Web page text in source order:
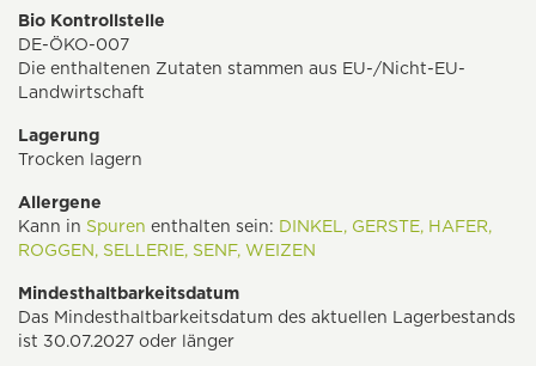
Bio Kontrollstelle
DE-ÖKO-007
Die enthaltenen Zutaten stammen aus EU-/Nicht-EU-
Landwirtschaft
Lagerung
Trocken lagern
Allergene
Kann in Spuren enthalten sein: DINKEL, GERSTE, HAFER,
ROGGEN, SELLERIE, SENF, WEIZEN
Mindesthaltbarkeitsdatum
Das Mindesthaltbarkeitsdatum des aktuellen Lagerbestands
ist 30.07.2027 oder länger